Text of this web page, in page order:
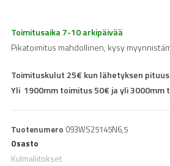
Toimitusaika 7-10 arkipäivää
Pikatoimitus mahdollinen, kysy
Toimituskulut 25€ kun lähetyksen
Yli 1900mm toimitus 50€ ja yli 3000mm
Tuotenumero 093WS25145N6,5
Osasto
Kulmaliitokset